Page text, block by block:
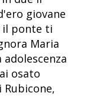
giovane
il ponte ti
Maria
osato